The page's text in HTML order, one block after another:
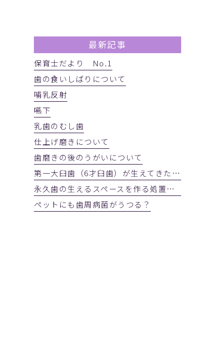
最新記事
保育士だより No.1
歯の食いしばりについて
哺乳反射
嚥下
乳歯のむし歯
仕上げ磨きについて
歯磨きの後のうがいについて
第一大臼歯（6才臼歯）が生えてきたかを確認しましょう
永久歯の生えるスペースを作る処置 2023年3月28日(火)
ペットにも歯周病菌がうつる？